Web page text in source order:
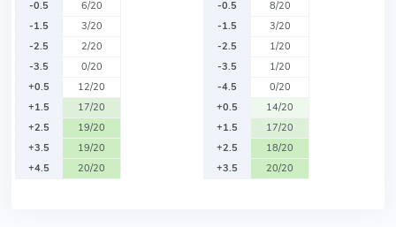
-0.5
6/20
-1.5
3/20
-2.5
2/20
-3.5
0/20
+0.5
12/20
+1.5
17/20
+2.5
19/20
+3.5
19/20
+4.5
20/20
-0.5
8/20
-1.5
3/20
-2.5
1/20
-3.5
1/20
-4.5
0/20
+0.5
14/20
+1.5
17/20
+2.5
18/20
+3.5
20/20